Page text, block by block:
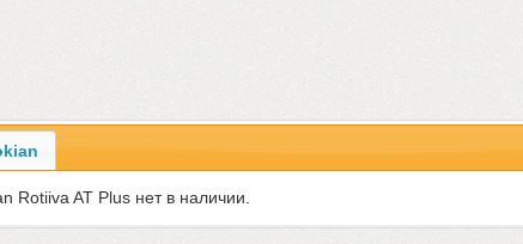
Rotiiva AT Plus нет в наличии.